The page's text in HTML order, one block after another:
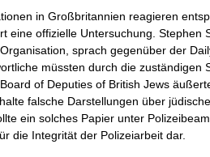
in Großbritannien reagieren
eine offizielle Untersuchung. Stephen
sprach gegenüber der
müssten durch die
of Deputies of British Jews
falsche Darstellungen über
ein solches Papier unter
die Integrität der Polizeiarbeit dar.